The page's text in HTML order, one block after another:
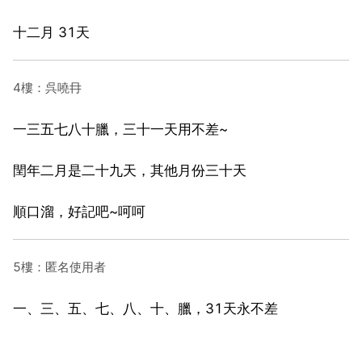
十二月 31天
4樓：呉嘵冄
一三五七八十臘，三十一天用不差~
閏年二月是二十九天，其他月份三十天
順口溜，好記吧~呵呵
5樓：匿名使用者
一、三、五、七、八、十、臘，31天永不差